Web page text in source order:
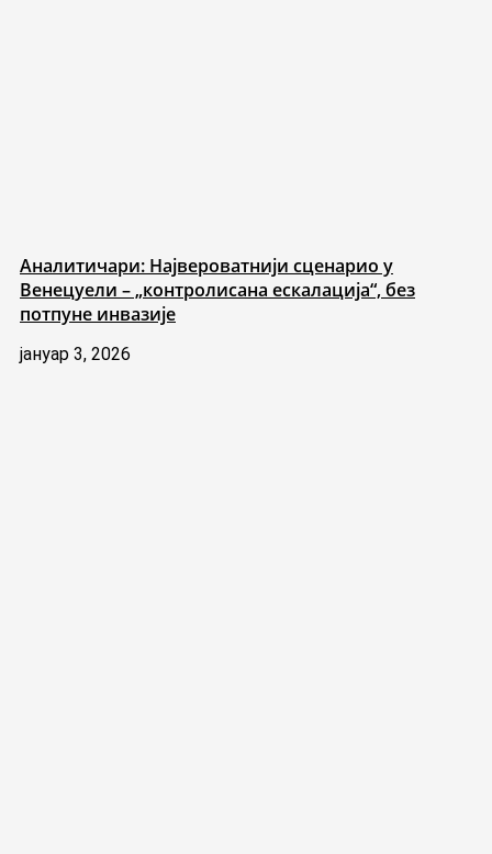
Аналитичари: Највероватнији сценарио у
Венецуели – „контролисана ескалација“, без
потпуне инвазије
јануар 3, 2026